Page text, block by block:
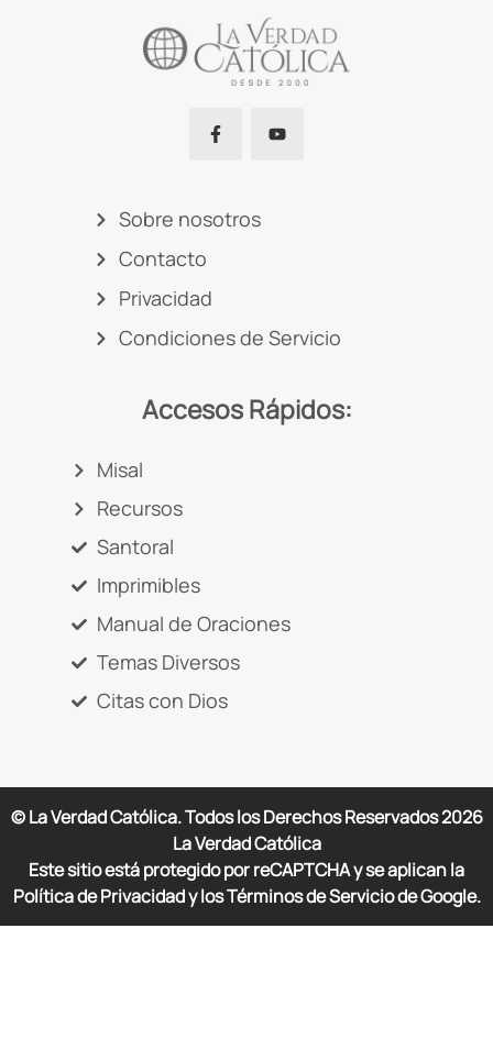
Sobre nosotros
Contacto
Privacidad
Condiciones de Servicio
Accesos Rápidos:
Misal
Recursos
Santoral
Imprimibles
Manual de Oraciones
Temas Diversos
Citas con Dios
© La Verdad Católica. Todos los Derechos Reservados2026
La Verdad Católica
Este sitio está protegido por reCAPTCHA y se aplican la
Política de Privacidad y los Términos de Servicio de Google.